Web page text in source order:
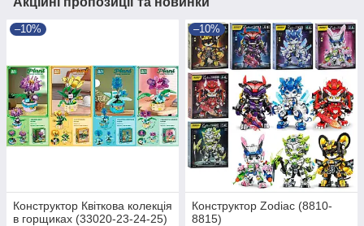
–10%
Конструктор Квіткова колекція
в горщиках (33020-23-24-25)
–10%
Конструктор Zodiac (8810-
8815)